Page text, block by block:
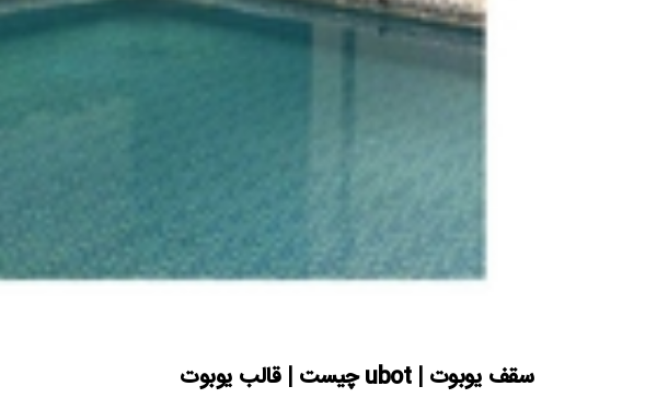
سقف یوبوت | ubot چیست | قالب یوبوت